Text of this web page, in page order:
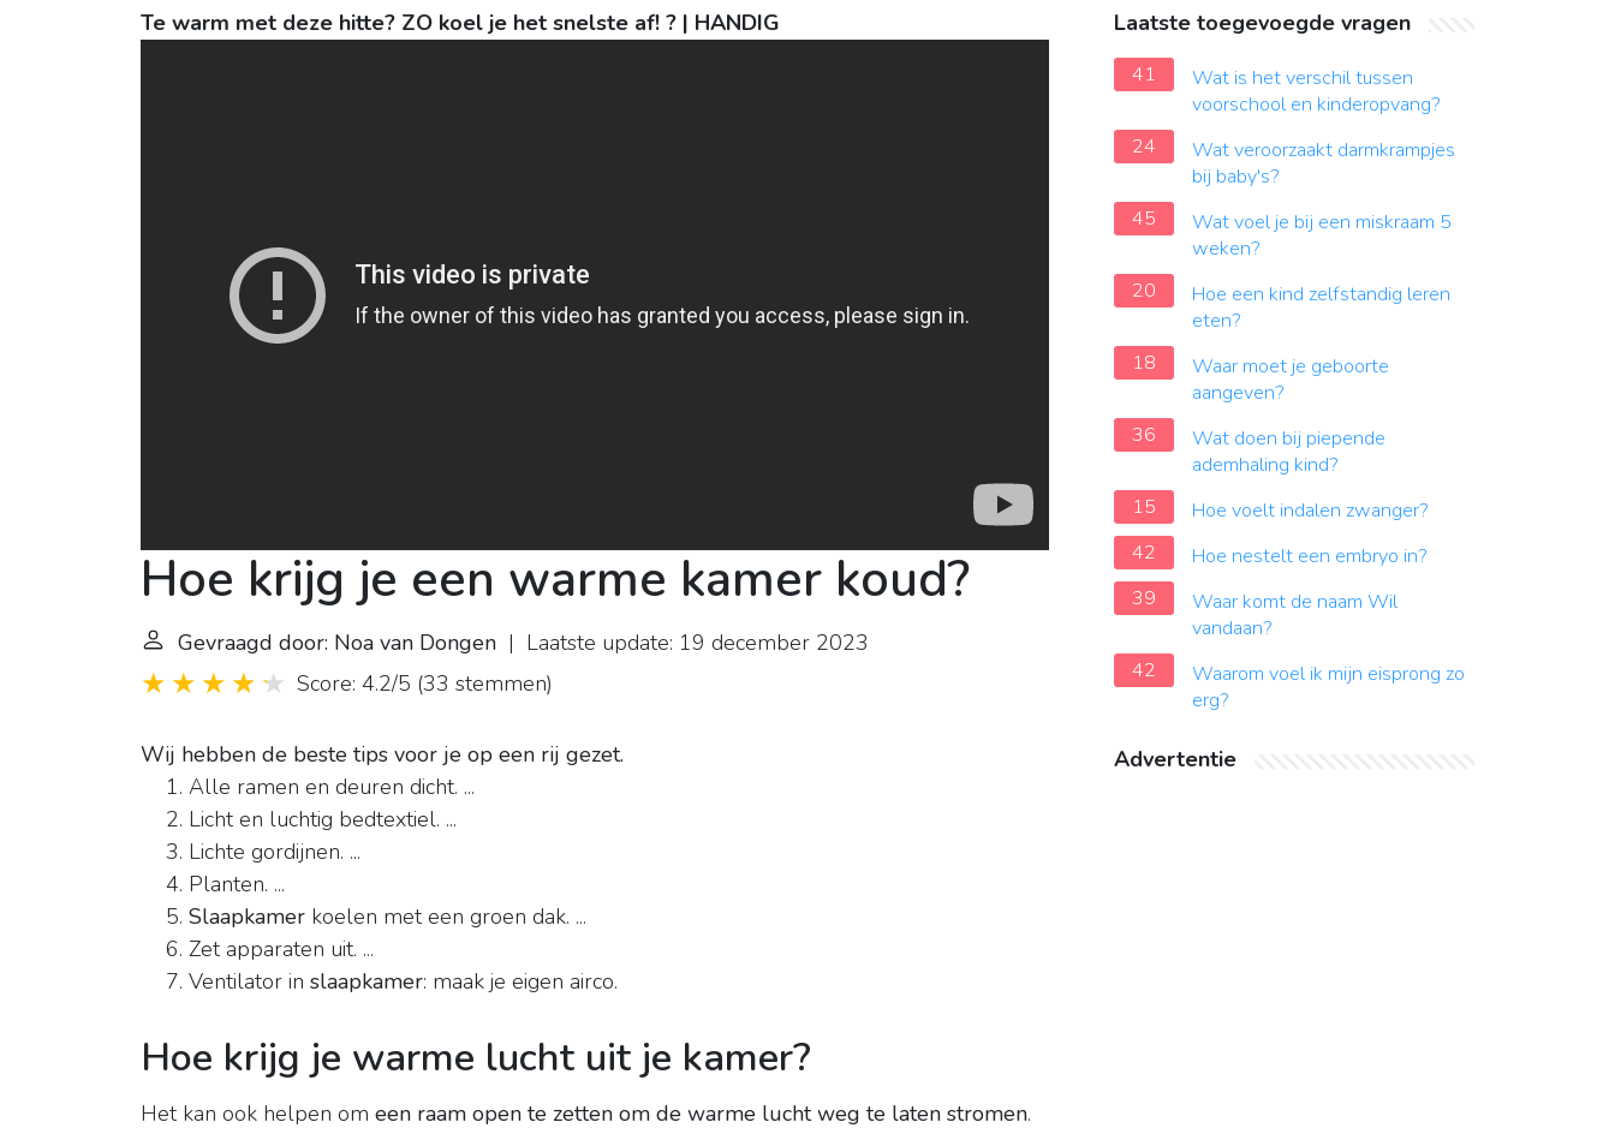
Te warm met deze hitte? ZO koel je het snelste af! ? | HANDIG
Hoe krijg je een warme kamer koud?
Gevraagd door: Noa van Dongen | Laatste update: 19 december 2023
Score: 4.2/5 (33 stemmen)
Wij hebben de beste tips voor je op een rij gezet.
Alle ramen en deuren dicht. ...
Licht en luchtig bedtextiel. ...
Lichte gordijnen. ...
Planten. ...
Slaapkamer koelen met een groen dak. ...
Zet apparaten uit. ...
Ventilator in slaapkamer: maak je eigen airco.
Hoe krijg je warme lucht uit je kamer?
Het kan ook helpen om een raam open te zetten om de warme lucht weg te laten stromen.
Laatste toegevoegde vragen
41
Wat is het verschil tussen
voorschool en kinderopvang?
24
Wat veroorzaakt darmkrampjes
bij baby's?
45
Wat voel je bij een miskraam 5
weken?
20
Hoe een kind zelfstandig leren
eten?
18
Waar moet je geboorte
aangeven?
36
Wat doen bij piepende
ademhaling kind?
15
Hoe voelt indalen zwanger?
42
Hoe nestelt een embryo in?
39
Waar komt de naam Wil
vandaan?
42
Waarom voel ik mijn eisprong zo
erg?
Advertentie